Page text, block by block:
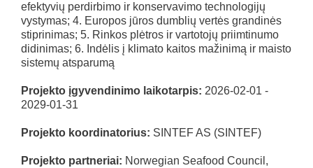
efektyvių perdirbimo ir konservavimo technologijų
vystymas; 4. Europos jūros dumblių vertės grandinės
stiprinimas; 5. Rinkos plėtros ir vartotojų priimtinumo
didinimas; 6. Indėlis į klimato kaitos mažinimą ir maisto
sistemų atsparumą
Projekto įgyvendinimo laikotarpis: 2026-02-01 -
2029-01-31
Projekto koordinatorius: SINTEF AS (SINTEF)
Projekto partneriai: Norwegian Seafood Council,